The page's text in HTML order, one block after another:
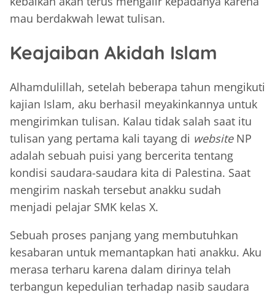
mau berdakwah lewat tulisan.
Keajaiban Akidah Islam
Alhamdulillah, setelah beberapa tahun mengikuti
kajian Islam, aku berhasil meyakinkannya untuk
mengirimkan tulisan. Kalau tidak salah saat itu
tulisan yang pertama kali tayang di websiteNP
adalah sebuah puisi yang bercerita tentang
kondisi saudara-saudara kita di Palestina. Saat
mengirim naskah tersebut anakku sudah
menjadi pelajar SMK kelas X.
Sebuah proses panjang yang membutuhkan
kesabaran untuk memantapkan hati anakku. Aku
merasa terharu karena dalam dirinya telah
terbangun kepedulian terhadap nasib saudara